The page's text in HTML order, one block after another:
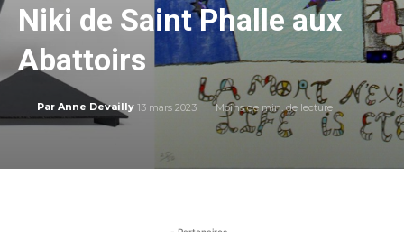
Niki de Saint Phalle aux
Abattoirs
Par Anne Devailly 13 mars 2023 Moins de min. de lecture